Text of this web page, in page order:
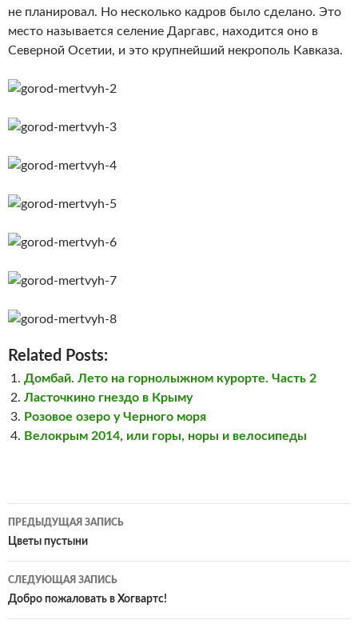
не планировал. Но несколько кадров было сделано. Это
место называется селение Даргавс, находится оно в
Северной Осетии, и это крупнейший некрополь Кавказа.
Related Posts:
Домбай. Лето на горнолыжном курорте. Часть 2
Ласточкино гнездо в Крыму
Розовое озеро у Черного моря
Велокрым 2014, или горы, норы и велосипеды
Навигация
по
записям
ПРЕДЫДУЩАЯ ЗАПИСЬ
Цветы пустыни
СЛЕДУЮЩАЯ ЗАПИСЬ
Добро пожаловать в Хогвартс!